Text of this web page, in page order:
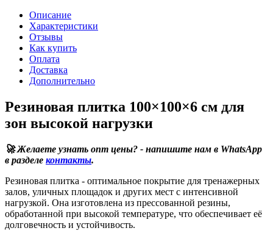
Описание
Характеристики
Отзывы
Как купить
Оплата
Доставка
Дополнительно
Резиновая плитка 100×100×6 см для
зон высокой нагрузки
🚀 Желаете узнать опт цены? - напишите нам в WhatsApp
в разделе контакты.
Резиновая плитка - оптимальное покрытие для тренажерных
залов, уличных площадок и других мест с интенсивной
нагрузкой. Она изготовлена из прессованной резины,
обработанной при высокой температуре, что обеспечивает её
долговечность и устойчивость.